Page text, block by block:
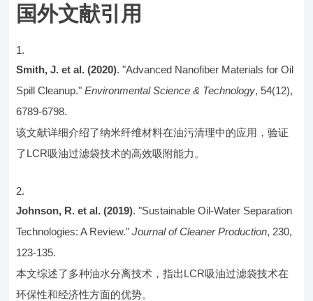
国外文献引用
Smith, J. et al. (2020). "Advanced Nanofiber Materials for Oil
Spill Cleanup."Environmental Science & Technology, 54(12),
6789-6798.
该文献详细介绍了纳米纤维材料在油污清理中的应用，验证
了LCR吸油过滤袋技术的高效吸附能力。
Johnson, R. et al. (2019). "Sustainable Oil-Water Separation
Technologies: A Review."Journal of Cleaner Production, 230,
123-135.
本文综述了多种油水分离技术，指出LCR吸油过滤袋技术在
环保性和经济性方面的优势。